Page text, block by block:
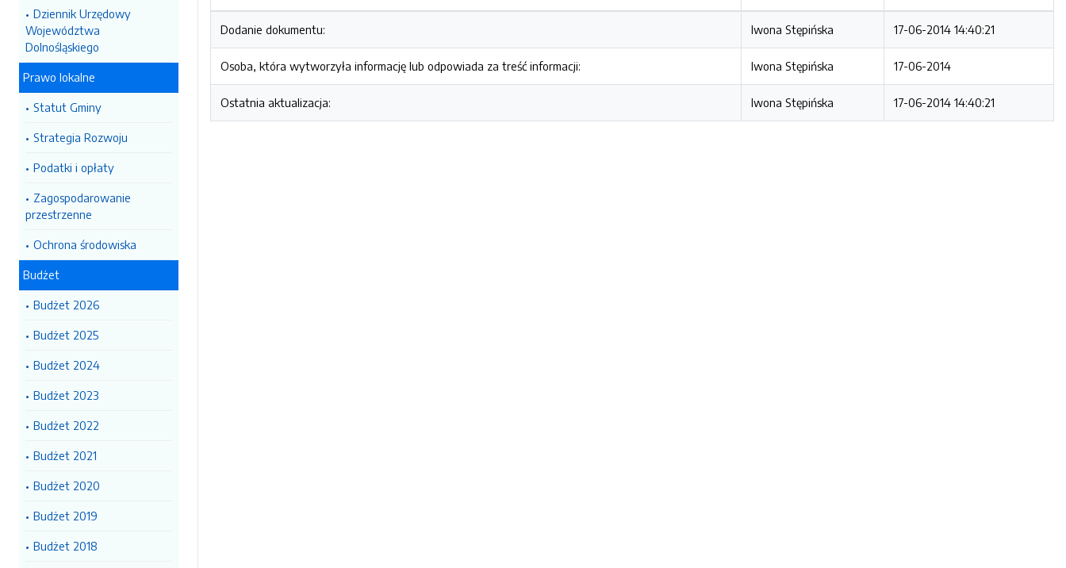
Dziennik Urzędowy
Województwa
Dolnośląskiego
Prawo lokalne
Statut Gminy
Strategia Rozwoju
Podatki i opłaty
Zagospodarowanie
przestrzenne
Ochrona środowiska
Budżet
Budżet 2026
Budżet 2025
Budżet 2024
Budżet 2023
Budżet 2022
Budżet 2021
Budżet 2020
Budżet 2019
Budżet 2018
Dodanie dokumentu: Iwona Stępińska 17-06-2014 14:40:21
Osoba, która wytworzyła informację lub odpowiada za treść informacji: Iwona Stępińska 17-06-2014
Ostatnia aktualizacja: Iwona Stępińska 17-06-2014 14:40:21